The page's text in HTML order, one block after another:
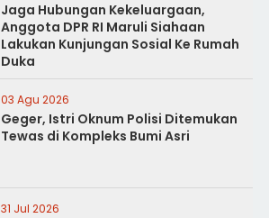
Jaga Hubungan Kekeluargaan,
Anggota DPR RI Maruli Siahaan
Lakukan Kunjungan Sosial Ke Rumah
Duka
03 Agu 2026
Geger, Istri Oknum Polisi Ditemukan
Tewas di Kompleks Bumi Asri
31 Jul 2026